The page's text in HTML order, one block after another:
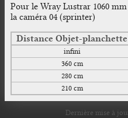
Pour le Wray Lustrar 1060
la caméra 04 (sprinter)
Distance Objet-planchette
infini
360 cm
280 cm
210 cm
Dernière mise à